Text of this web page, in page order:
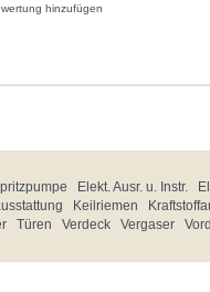
hinzufügen
Elekt. Ausr. u. Instr.
Keilriemen
Türen Verdeck Vergaser